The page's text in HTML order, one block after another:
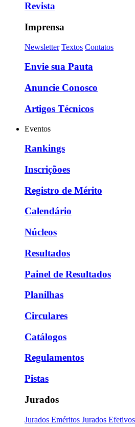
Revista
Imprensa
Newsletter Textos Contatos
Envie sua Pauta
Anuncie Conosco
Artigos Técnicos
Eventos
Rankings
Inscriçõoes
Registro de Mérito
Calendário
Núcleos
Resultados
Painel de Resultados
Planilhas
Circulares
Catálogos
Regulamentos
Pistas
Jurados
Jurados Eméritos Jurados Efetivos